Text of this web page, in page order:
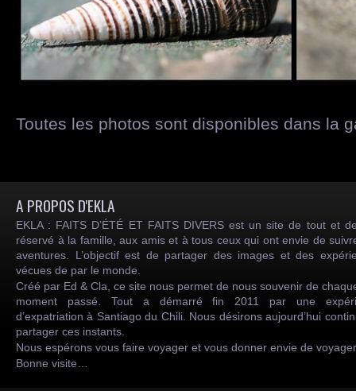
Toutes les photos sont disponibles dans la
A PROPOS D'EKLA
EKLA : FAITS D’ÉTÉ ET FAITS DIVERS est un site de tout et
réservé à la famille, aux amis et à tous ceux qui ont envie de
aventures. L’objectif est de partager des images et des
vécues de par le monde.
Créé par Ed & Cla, ce site nous permet de nous souvenir de
moment passé. Tout a démarré fin 2011 par une
d’expatriation à Santiago du Chili. Nous désirons aujourd’hui
partager ces instants.
Nous espérons vous faire voyager et vous donner envie de
Bonne visite…